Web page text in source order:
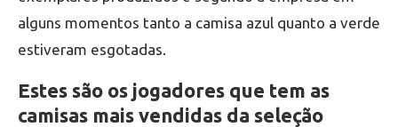
alguns momentos tanto a camisa azul quanto a verde
estiveram esgotadas.
Estes são os jogadores que tem as
camisas mais vendidas da seleção